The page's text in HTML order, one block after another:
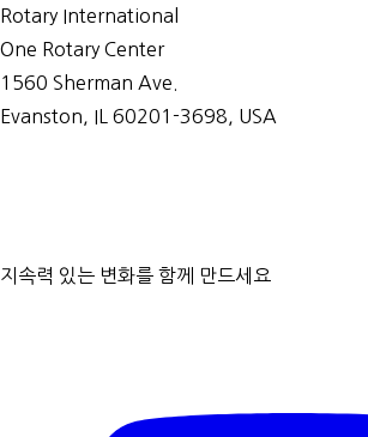
Rotary International
One Rotary Center
1560 Sherman Ave.
Evanston, IL 60201-3698, USA
지속력 있는 변화를 함께 만드세요